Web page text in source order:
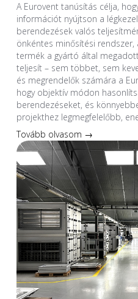
A Eurovent tanúsítás célja,
információt nyújtson a
berendezések valós
önkéntes minősítési rendszer,
termék a gyártó által
teljesít – sem többet, sem
és megrendelők számára a
hogy objektív módon
berendezéseket, és
projekthez legmegfelelőbb,
Tovább olvasom →